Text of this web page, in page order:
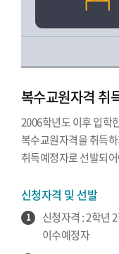
복수교원자격 취
2006학년도 이후 입학
복수교원자격을 취득
취득예정자로 선발되
신청자격 및 선발
1
신청자격 : 2학년
이수예정자